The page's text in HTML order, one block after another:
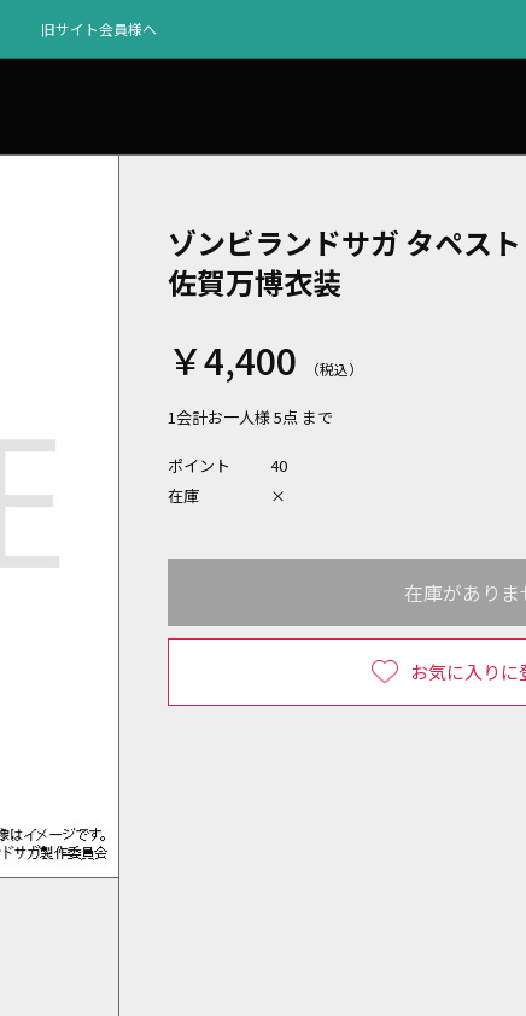
旧サイト会員様へ
ゾンビランドサガ タペス
佐賀万博衣装
￥4,400
1会計お一人様 5点 まで
ポイント
40
在庫
×
お気に入りに
在庫がありま